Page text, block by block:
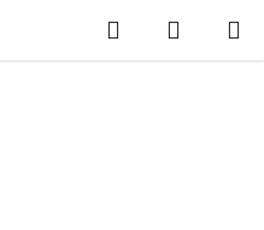
Hledat
KOŠÍK